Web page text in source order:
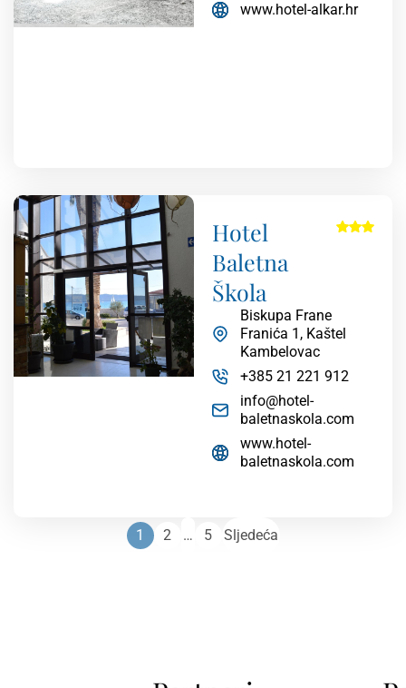
www.hotel-alkar.hr
Hotel
Baletna
Škola
Biskupa Frane
Franića 1, Kaštel
Kambelovac
+385 21 221 912
info@hotel-
baletnaskola.com
www.hotel-
baletnaskola.com
1 2 … 5 Sljedeća